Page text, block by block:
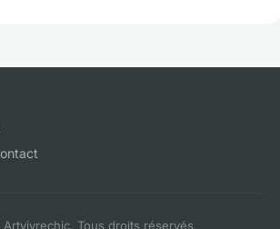
Tous droits réservés.